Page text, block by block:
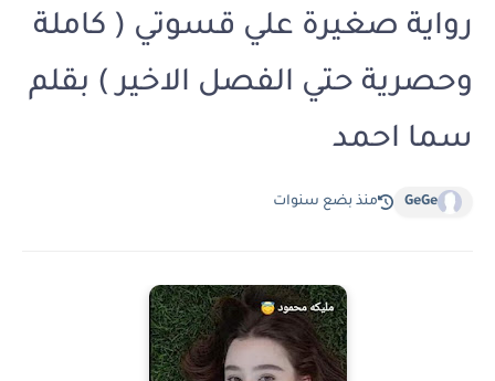
رواية صغيرة علي قسوتي ( كاملة
وحصرية حتي الفصل الاخير ) بقلم
سما احمد
GeGe منذ بضع سنوات